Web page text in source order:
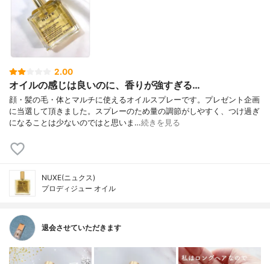
2.00
オイルの感じは良いのに、香りが強すぎる…
顔・髪の毛・体とマルチに使えるオイルスプレーです。プレゼント企画
に当選して頂きました。スプレーのため量の調節がしやすく、つけ過ぎ
になることは少ないのではと思いま…続きを見る
NUXE(ニュクス)
プロディジュー オイル
退会させていただきます